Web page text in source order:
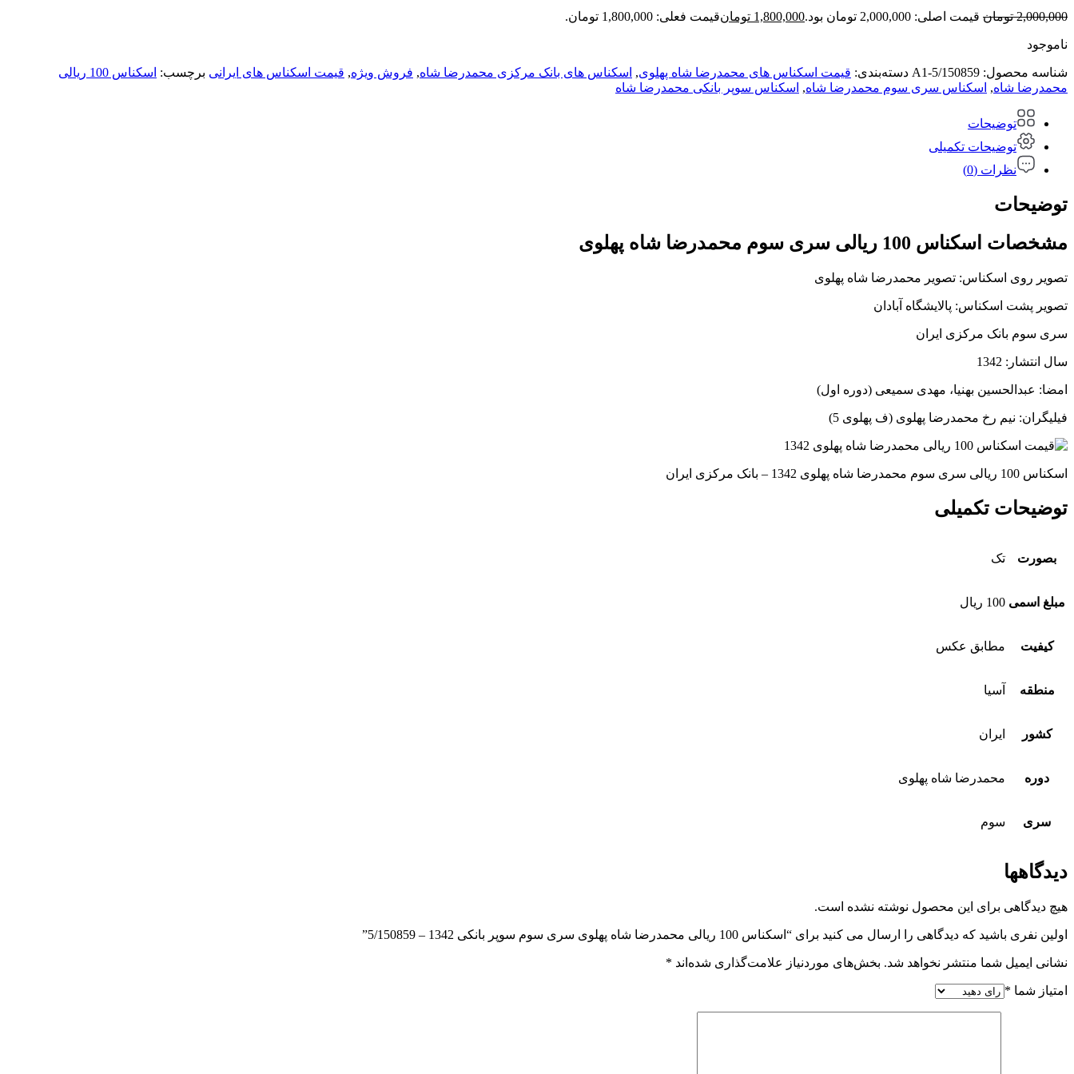
2,000,000 تومان قیمت اصلی: 2,000,000 تومان بود. 1,800,000 تومانقیمت فعلی: 1,800,000 تومان.
ناموجود
شناسه محصول: A1-5/150859 دسته‌بندی: قیمت اسکناس های محمدرضا شاه پهلوی, اسکناس های بانک مرکزی محمدرضا شاه, فروش ویژه, قیمت اسکناس های ایرانی برچسب:
اسکناس 100 ریالی
محمدرضا شاه, اسکناس سری سوم محمدرضا شاه, اسکناس سوپر بانکی محمدرضا شاه
توضیحات
توضیحات تکمیلی
نظرات (0)
توضیحات
مشخصات اسکناس 100 ریالی سری سوم محمدرضا شاه پهلوی
تصویر روی اسکناس: تصویر محمدرضا شاه پهلوی
تصویر پشت اسکناس: پالایشگاه آبادان
سری سوم بانک مرکزی ایران
سال انتشار: 1342
امضا: عبدالحسین بهنیا، مهدی سمیعی (دوره اول)
فیلیگران: نیم رخ محمدرضا پهلوی (ف پهلوی 5)
اسکناس 100 ریالی سری سوم محمدرضا شاه پهلوی 1342 – بانک مرکزی ایران
توضیحات تکمیلی
بصورت تک
مبلغ اسمی 100 ریال
کیفیت مطابق عکس
منطقه آسیا
کشور ایران
دوره محمدرضا شاه پهلوی
سری سوم
دیدگاهها
هیچ دیدگاهی برای این محصول نوشته نشده است.
اولین نفری باشید که دیدگاهی را ارسال می کنید برای “اسکناس 100 ریالی محمدرضا شاه پهلوی سری سوم سوپر بانکی 1342 – 5/150859”
نشانی ایمیل شما منتشر نخواهد شد. بخش‌های موردنیاز علامت‌گذاری شده‌اند *
امتیاز شما *